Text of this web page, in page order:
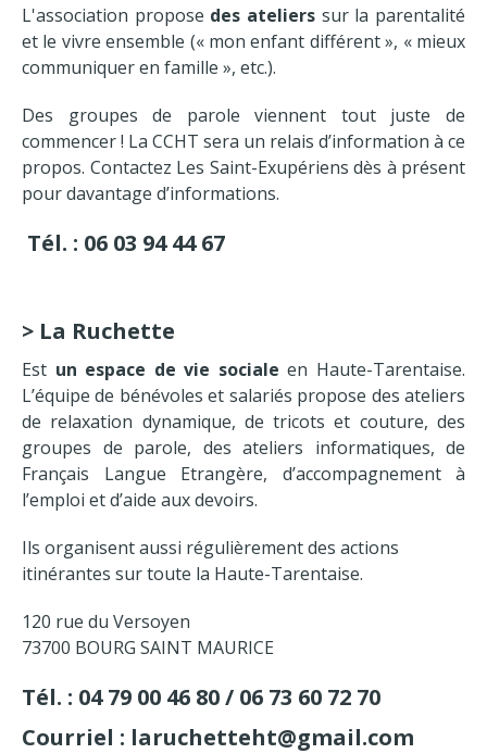
L'association propose des ateliers sur la parentalité
et le vivre ensemble (« mon enfant différent », « mieux
communiquer en famille », etc.).
Des groupes de parole viennent tout juste de
commencer ! La CCHT sera un relais d’information à ce
propos. Contactez Les Saint-Exupériens dès à présent
pour davantage d’informations.
Tél. : 06 03 94 44 67
> La Ruchette
Est un espace de vie sociale en Haute-Tarentaise.
L’équipe de bénévoles et salariés propose des ateliers
de relaxation dynamique, de tricots et couture, des
groupes de parole, des ateliers informatiques, de
Français Langue Etrangère, d’accompagnement à
l’emploi et d’aide aux devoirs.
Ils organisent aussi régulièrement des actions
itinérantes sur toute la Haute-Tarentaise.
120 rue du Versoyen
73700 BOURG SAINT MAURICE
Tél. : 04 79 00 46 80 / 06 73 60 72 70
Courriel : laruchetteht@gmail.com